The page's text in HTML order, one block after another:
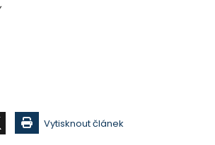
Vytisknout článek